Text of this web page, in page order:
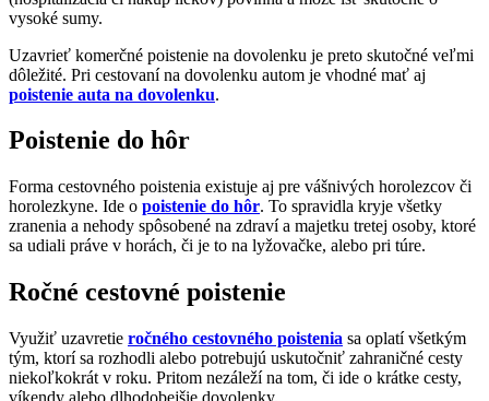
vysoké sumy.
Uzavrieť komerčné poistenie na dovolenku je preto skutočné veľmi
dôležité. Pri cestovaní na dovolenku autom je vhodné mať aj
poistenie auta na dovolenku.
Poistenie do hôr
Forma cestovného poistenia existuje aj pre vášnivých horolezcov či
horolezkyne. Ide o poistenie do hôr. To spravidla kryje všetky
zranenia a nehody spôsobené na zdraví a majetku tretej osoby, ktoré
sa udiali práve v horách, či je to na lyžovačke, alebo pri túre.
Ročné cestovné poistenie
Využiť uzavretie ročného cestovného poistenia sa oplatí všetkým
tým, ktorí sa rozhodli alebo potrebujú uskutočniť zahraničné cesty
niekoľkokrát v roku. Pritom nezáleží na tom, či ide o krátke cesty,